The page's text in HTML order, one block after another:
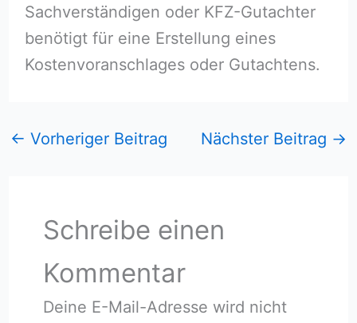
Sachverständigen oder KFZ-Gutachter
benötigt für eine Erstellung eines
Kostenvoranschlages oder Gutachtens.
← Vorheriger Beitrag Nächster Beitrag →
Schreibe einen
Kommentar
Deine E-Mail-Adresse wird nicht